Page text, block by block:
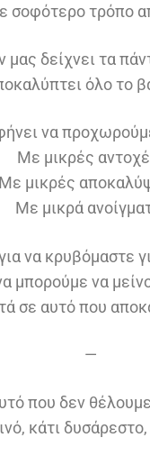
σοφότερο τρόπο
μας δείχνει τα
όλο το
να
Με μικρές
Με μικρές
Με μικρά
να κρυβόμαστε
μπορούμε να
σε αυτό που
—
που δεν
κάτι